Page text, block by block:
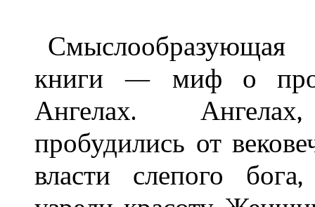
книги — миф о
Ангелах.
пробудились от
власти слепого